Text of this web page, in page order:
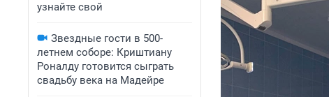
узнайте свой
Звездные гости в 500-
летнем соборе: Криштиану
Роналду готовится сыграть
свадьбу века на Мадейре